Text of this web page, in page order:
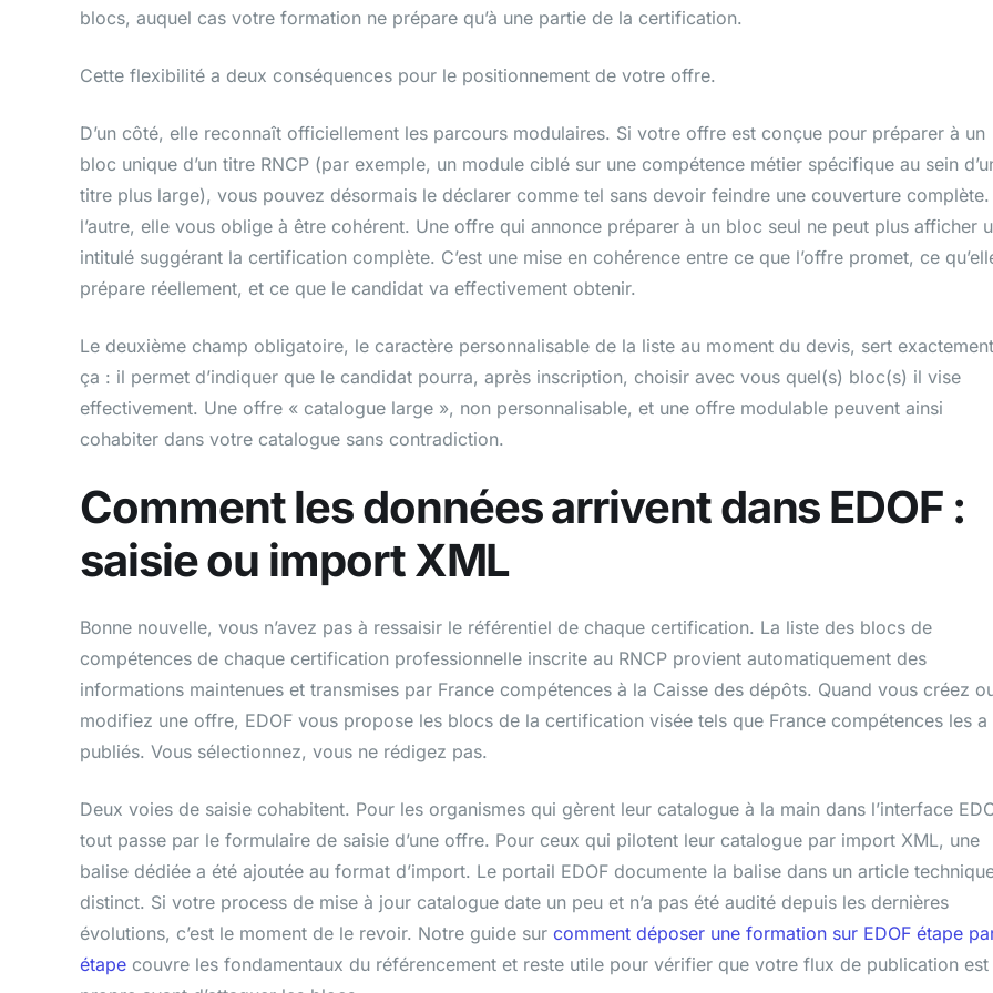
blocs, auquel cas votre formation ne prépare qu’à une partie de la certification.
Cette flexibilité a deux conséquences pour le positionnement de votre offre.
D’un côté, elle reconnaît officiellement les parcours modulaires. Si votre offre est conçue pour préparer à un
bloc unique d’un titre RNCP (par exemple, un module ciblé sur une compétence métier spécifique au sein
titre plus large), vous pouvez désormais le déclarer comme tel sans devoir feindre une couverture complète.
l’autre, elle vous oblige à être cohérent. Une offre qui annonce préparer à un bloc seul ne peut plus afficher
intitulé suggérant la certification complète. C’est une mise en cohérence entre ce que l’offre promet, ce
prépare réellement, et ce que le candidat va effectivement obtenir.
Le deuxième champ obligatoire, le caractère personnalisable de la liste au moment du devis, sert
ça : il permet d’indiquer que le candidat pourra, après inscription, choisir avec vous quel(s) bloc(s) il vise
effectivement. Une offre « catalogue large », non personnalisable, et une offre modulable peuvent ainsi
cohabiter dans votre catalogue sans contradiction.
Comment les données arrivent dans EDOF :
saisie ou import XML
Bonne nouvelle, vous n’avez pas à ressaisir le référentiel de chaque certification. La liste des blocs de
compétences de chaque certification professionnelle inscrite au RNCP provient automatiquement des
informations maintenues et transmises par France compétences à la Caisse des dépôts. Quand vous créez
modifiez une offre, EDOF vous propose les blocs de la certification visée tels que France compétences les a
publiés. Vous sélectionnez, vous ne rédigez pas.
Deux voies de saisie cohabitent. Pour les organismes qui gèrent leur catalogue à la main dans l’interface
tout passe par le formulaire de saisie d’une offre. Pour ceux qui pilotent leur catalogue par import XML, une
balise dédiée a été ajoutée au format d’import. Le portail EDOF documente la balise dans un article
distinct. Si votre process de mise à jour catalogue date un peu et n’a pas été audité depuis les dernières
évolutions, c’est le moment de le revoir. Notre guide sur comment déposer une formation sur EDOF étape
étape couvre les fondamentaux du référencement et reste utile pour vérifier que votre flux de publication est